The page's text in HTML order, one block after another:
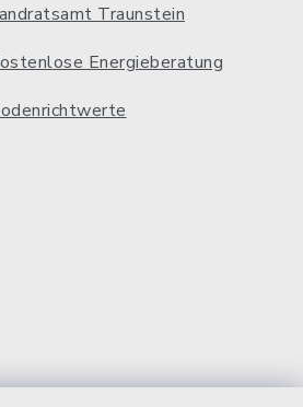
Traunstein
Energieberatung